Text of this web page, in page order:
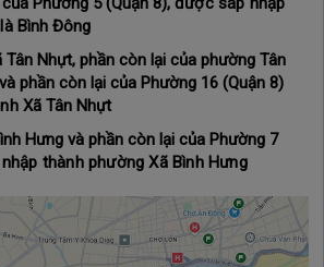
Bình Đông
Tân Nhựt, phần còn lại của phường Tân
phần còn lại của Phường 16 (Quận 8)
Xã Tân Nhựt
Hưng và phần còn lại của Phường 7
thành phường Xã Bình Hưng